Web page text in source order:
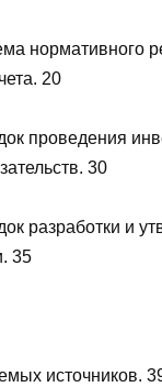
нормативного
20
проведения
30
разработки и
35
источников.